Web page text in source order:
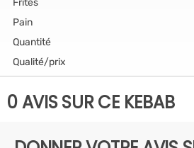
Pain
Quantité
Qualité/prix
0 AVIS SUR CE KEBAB